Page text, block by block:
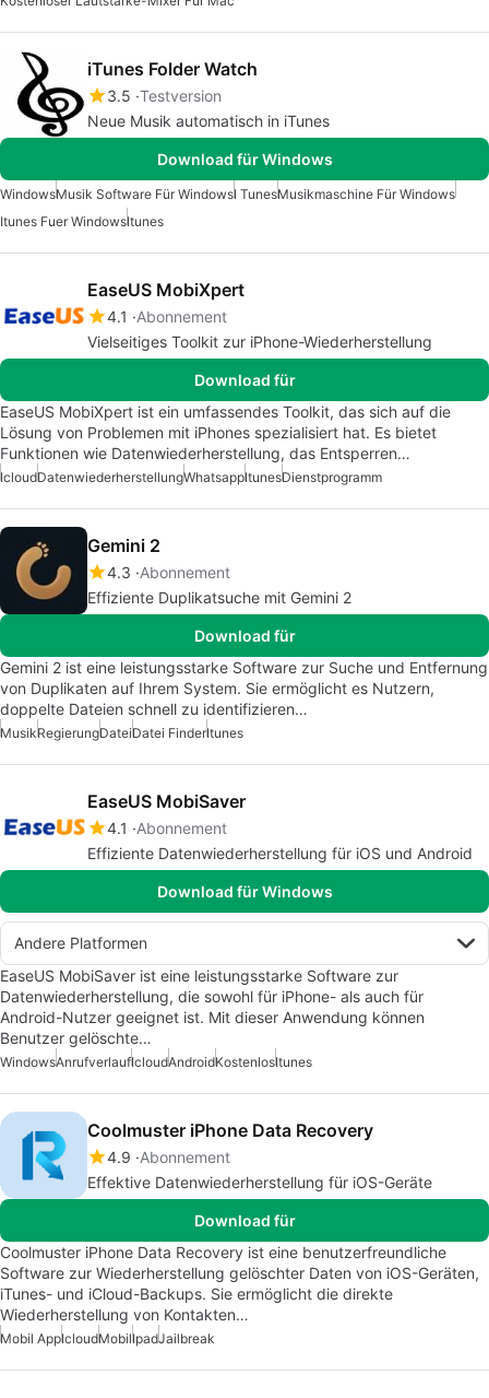
iTunes Folder Watch
3.5 Testversion
Neue Musik automatisch in iTunes
Download für Windows
WindowsMusik Software Für WindowsI TunesMusikmaschine Für Windows
Itunes Fuer WindowsItunes
EaseUS MobiXpert
4.1 Abonnement
Vielseitiges Toolkit zur iPhone-Wiederherstellung
Download für
EaseUS MobiXpert ist ein umfassendes Toolkit, das sich auf die
Lösung von Problemen mit iPhones spezialisiert hat. Es bietet
Funktionen wie Datenwiederherstellung, das Entsperren…
IcloudDatenwiederherstellungWhatsappItunesDienstprogramm
Gemini 2
4.3 Abonnement
Effiziente Duplikatsuche mit Gemini 2
Download für
Gemini 2 ist eine leistungsstarke Software zur Suche und Entfernung
von Duplikaten auf Ihrem System. Sie ermöglicht es Nutzern,
doppelte Dateien schnell zu identifizieren…
MusikRegierungDateiDatei FinderItunes
EaseUS MobiSaver
4.1 Abonnement
Effiziente Datenwiederherstellung für iOS und Android
Download für Windows
Andere Platformen
EaseUS MobiSaver ist eine leistungsstarke Software zur
Datenwiederherstellung, die sowohl für iPhone- als auch für
Android-Nutzer geeignet ist. Mit dieser Anwendung können
Benutzer gelöschte…
WindowsAnrufverlaufIcloudAndroidKostenlosItunes
Coolmuster iPhone Data Recovery
4.9 Abonnement
Effektive Datenwiederherstellung für iOS-Geräte
Download für
Coolmuster iPhone Data Recovery ist eine benutzerfreundliche
Software zur Wiederherstellung gelöschter Daten von iOS-Geräten,
iTunes- und iCloud-Backups. Sie ermöglicht die direkte
Wiederherstellung von Kontakten…
Mobil AppIcloudMobilIpadJailbreak